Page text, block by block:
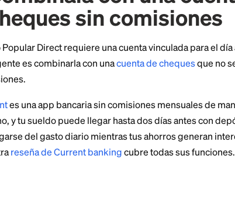
Popular Direct no puede manejar tu dinero del
punto.
El mínimo de $100 y la comisión de $25 por
pero varias cuentas de alto rendimiento de la
¿Para quién es